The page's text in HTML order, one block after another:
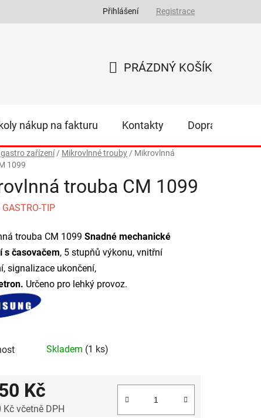
Přihlášení Registrace
PRÁZDNÝ KOŠÍK
nákup na fakturu Kontakty Doprava
zařízení / Mikrovlnné trouby / Mikrovlnná
1099
trouba CM 1099
GASTRO-TIP
trouba CM 1099 Snadné mechanické
s časovačem, 5 stupňů výkonu, vnitřní
signalizace ukončení,
Určeno pro lehký provoz.
Skladem (1 ks)
Kč
Kč včetně DPH